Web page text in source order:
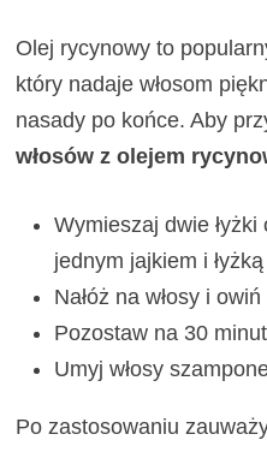
Olej rycynowy to
który nadaje włosom
nasady po końce. Aby
włosów z olejem
Wymieszaj dwie
jednym jajkiem i
Nałóż na włosy i
Pozostaw na 30
Umyj włosy
Po zastosowaniu